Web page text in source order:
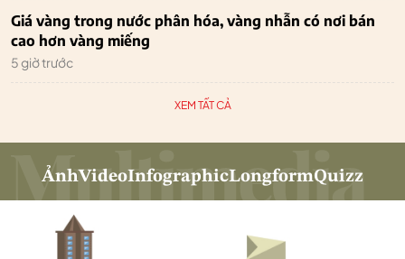
Giá vàng trong nước phân hóa, vàng nhẫn có nơi bán
cao hơn vàng miếng
5 giờ trước
XEM TẤT CẢ
ẢnhVideoInfographicLongformQuizz